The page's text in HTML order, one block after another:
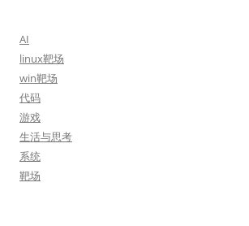
AI
linux靶场
win靶场
代码
游戏
生活与思考
系统
靶场